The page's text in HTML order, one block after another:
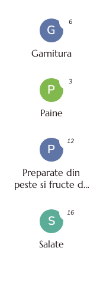
G
Garnitura
6
P
Paine
3
P
Preparate din
peste si fructe de
12
S
Salate
16